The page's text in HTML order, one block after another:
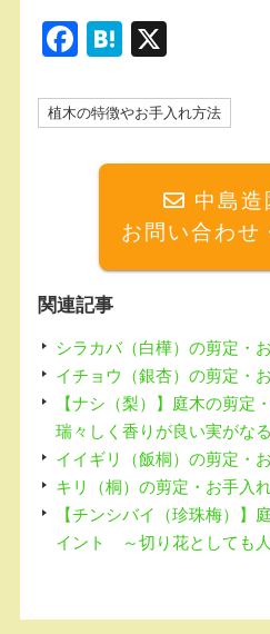
F
c
k
H
e
植木の特徴やお手入れ方法
中島造
お問い合わせ
関連記事
シラカバ（白樺）の剪定・
イチョウ（銀杏）の剪定・
【ナシ（梨）】庭木の剪
瑞々しく香りが良い実がな
イイギリ（飯桐）の剪定・
キリ（桐）の剪定・お手入
【チンシバイ（珍珠梅）】
イント ～切り花としても